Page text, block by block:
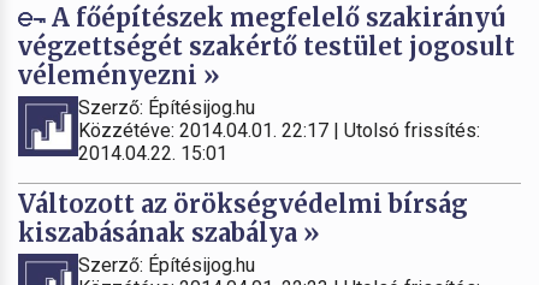
A főépítészek megfelelő szakirányú
végzettségét szakértő testület jogosult
véleményezni »
Szerző: Építésijog.hu
Közzétéve: 2014.04.01. 22:17 | Utolsó frissítés:
2014.04.22. 15:01
Változott az örökségvédelmi bírság
kiszabásának szabálya »
Szerző: Építésijog.hu